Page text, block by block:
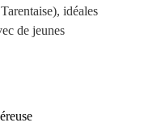
idéales
de jeunes